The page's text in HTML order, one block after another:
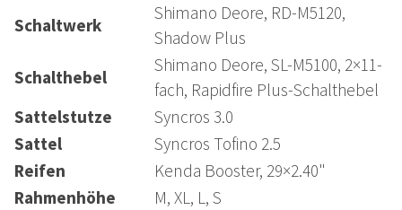
Schaltwerk
Shimano Deore, RD-M5120,
Shadow Plus
Schalthebel
Shimano Deore, SL-M5100, 2×11-
fach, Rapidfire Plus-Schalthebel
Sattelstutze
Syncros 3.0
Sattel
Syncros Tofino 2.5
Reifen
Kenda Booster, 29×2.40"
Rahmenhöhe
M, XL, L, S